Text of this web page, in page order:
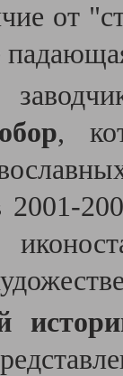
от
,
2001-